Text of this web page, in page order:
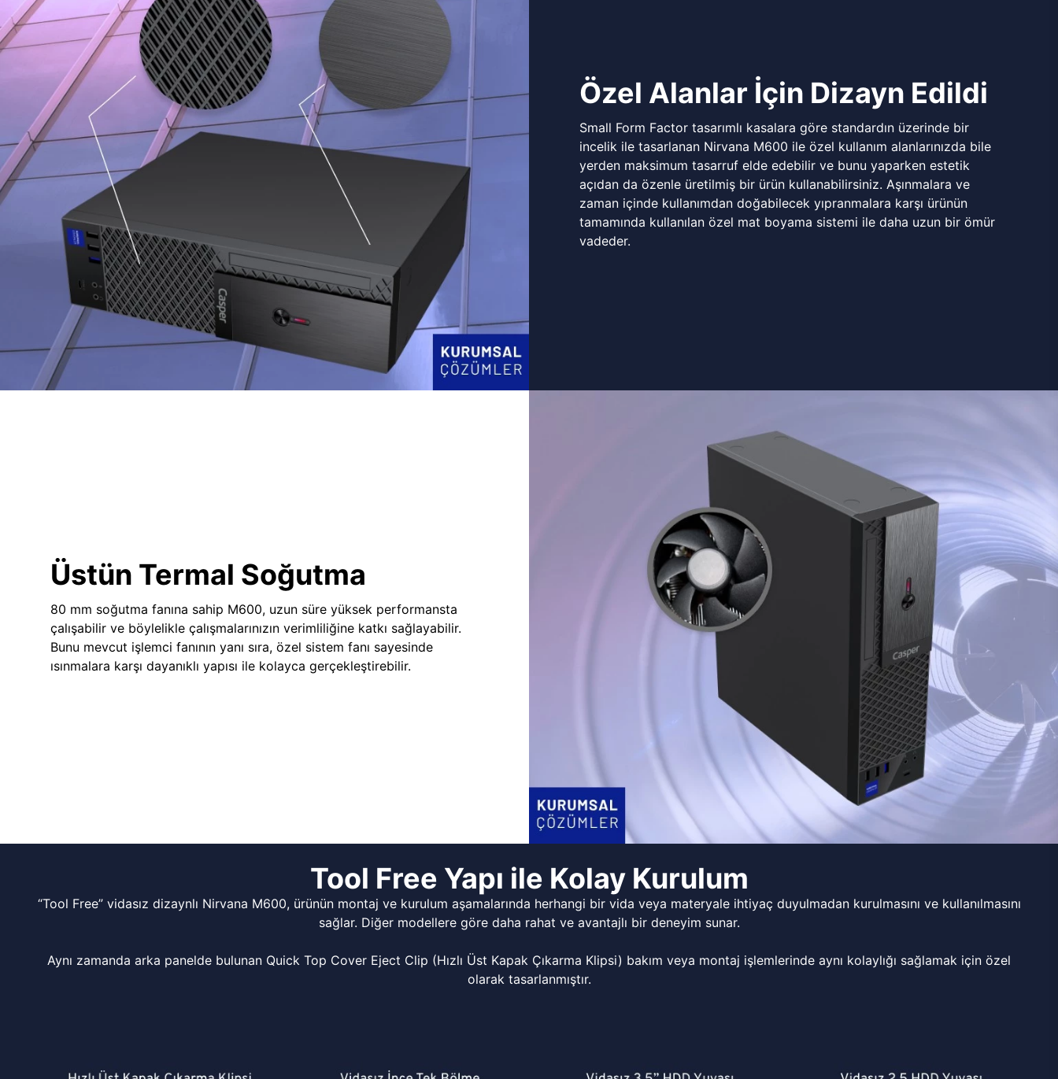
Özel Alanlar İçin Dizayn Edildi
Small Form Factor tasarımlı kasalara göre standardın üzerinde bir
incelik ile tasarlanan Nirvana M600 ile özel kullanım alanlarınızda bile
yerden maksimum tasarruf elde edebilir ve bunu yaparken estetik
açıdan da özenle üretilmiş bir ürün kullanabilirsiniz. Aşınmalara ve
zaman içinde kullanımdan doğabilecek yıpranmalara karşı ürünün
tamamında kullanılan özel mat boyama sistemi ile daha uzun bir ömür
vadeder.
Üstün Termal Soğutma
80 mm soğutma fanına sahip M600, uzun süre yüksek performansta
çalışabilir ve böylelikle çalışmalarınızın verimliliğine katkı sağlayabilir.
Bunu mevcut işlemci fanının yanı sıra, özel sistem fanı sayesinde
ısınmalara karşı dayanıklı yapısı ile kolayca gerçekleştirebilir.
Tool Free Yapı ile Kolay Kurulum
“Tool Free” vidasız dizaynlı Nirvana M600, ürünün montaj ve kurulum aşamalarında herhangi bir vida veya materyale ihtiyaç duyulmadan kurulmasını ve kullanılmasını
sağlar. Diğer modellere göre daha rahat ve avantajlı bir deneyim sunar.
Aynı zamanda arka panelde bulunan Quick Top Cover Eject Clip (Hızlı Üst Kapak Çıkarma Klipsi) bakım veya montaj işlemlerinde aynı kolaylığı sağlamak için özel
olarak tasarlanmıştır.